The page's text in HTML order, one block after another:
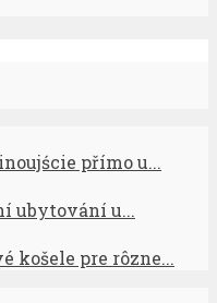
přímo u...
ubytování u...
košele pre rôzne...